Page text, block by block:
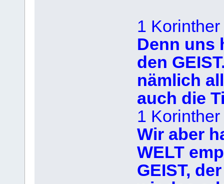
1
Denn uns
den
nämlich
auch die
1
Wir aber
WELT
GEIST,